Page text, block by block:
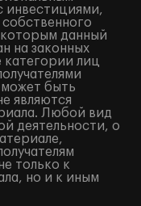
инвестициями,
данный
на законных
категории лиц
быть
являются
Любой вид
деятельности, о
только к
но и к иным